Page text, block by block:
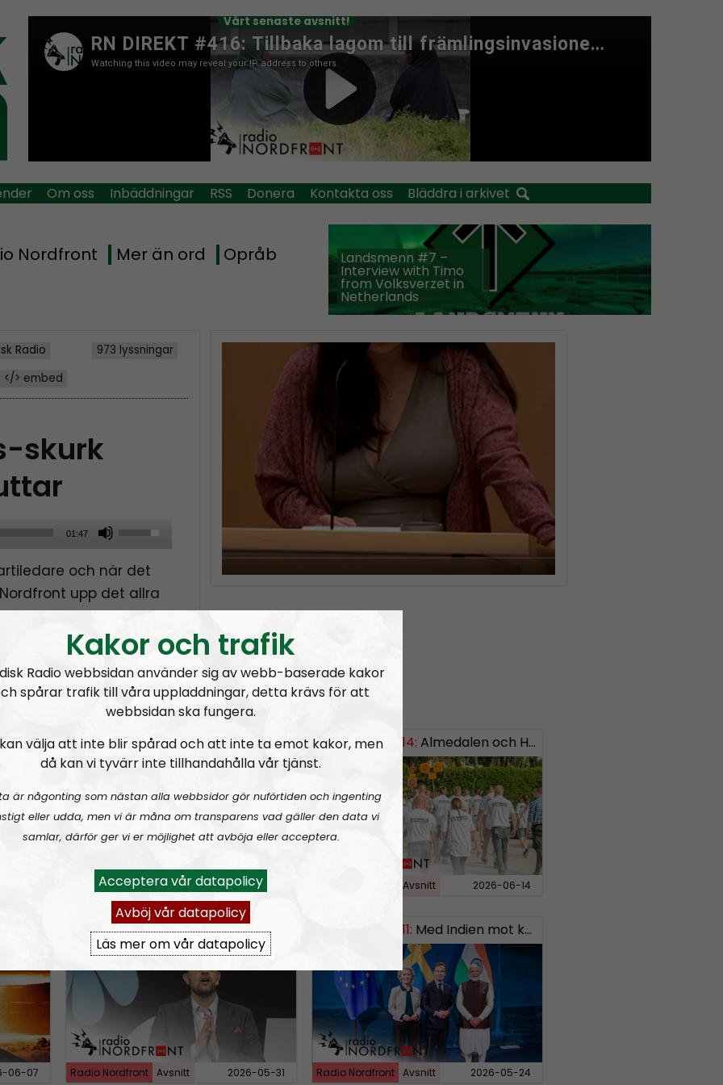
Vårt senaste avsnitt!
Om oss Inbäddningar RSS Donera Kontakta oss Bläddra i arkivet
Nordfront Mer än ord Opråb Landsmenn #7 –
Interview with Timo
from Volksverzet in
Netherlands
Radio
973 lyssningar
</> embed
skurk
01:47
U
e
U
/
w
A
r
o
w
e
y
s
t
i
c
r
och när det
upp det allra
terror och
SWISH: 0738958452
RN DIREKT#415:Sommarlov och prepping SWISH: 0738958452
Radio Nordfront Avsnitt 2026-06-29
RN DIREKT#414: Almedalen och Hübinettes fall
Avsnitt 2026-06-14
06-07
RN DIREKT#412:Avsnitt fyrahundratolv SWISH: 0700738064
Radio Nordfront Avsnitt 2026-05-31
RN DIREKT#411: Med Indien mot kosmos SWISH: 0700738064
Radio Nordfront Avsnitt 2026-05-24
Kakor och trafik
Radio webbsidan använder sig av webb-baserade kakor
spårar trafik till våra uppladdningar, detta krävs för att
webbsidan ska fungera.
välja att inte blir spårad och att inte ta emot kakor, men
då kan vi tyvärr inte tillhandahålla vår tjänst.
är någonting som nästan alla webbsidor gör nuförtiden och ingenting
eller udda, men vi är måna om transparens vad gäller den data vi
samlar, därför ger vi er möjlighet att avböja eller acceptera.
Acceptera vår datapolicy
Avböj vår datapolicy
Läs mer om vår datapolicy